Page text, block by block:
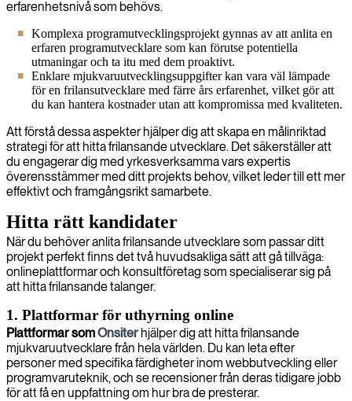
erfarenhetsnivå som behövs.
Komplexa programutvecklingsprojekt gynnas av att anlita en
erfaren programutvecklare som kan förutse potentiella
utmaningar och ta itu med dem proaktivt.
Enklare mjukvaruutvecklingsuppgifter kan vara väl lämpade
för en frilansutvecklare med färre års erfarenhet, vilket gör att
du kan hantera kostnader utan att kompromissa med kvaliteten.
Att förstå dessa aspekter hjälper dig att skapa en målinriktad
strategi för att hitta frilansande utvecklare. Det säkerställer att
du engagerar dig med yrkesverksamma vars expertis
överensstämmer med ditt projekts behov, vilket leder till ett mer
effektivt och framgångsrikt samarbete.
Hitta rätt kandidater
När du behöver anlita frilansande utvecklare som passar ditt
projekt perfekt finns det två huvudsakliga sätt att gå tillväga:
onlineplattformar och konsultföretag som specialiserar sig på
att hitta frilansande talanger.
1. Plattformar för uthyrning online
Plattformar somOnsiter hjälper dig att hitta frilansande
mjukvaruutvecklare från hela världen. Du kan leta efter
personer med specifika färdigheter inom webbutveckling eller
programvaruteknik, och se recensioner från deras tidigare jobb
för att få en uppfattning om hur bra de presterar.